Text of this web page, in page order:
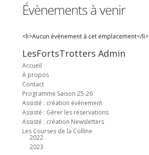
Évènements à venir
<li>Aucun évènement à cet emplacement</li>
LesFortsTrotters Admin
Accueil
A propos
Contact
Programme Saison 25-26
Assisté : création événement
Assisté : Gérer les réservations
Assisté : création Newsletters
Les Courses de la Colline
2022
2023